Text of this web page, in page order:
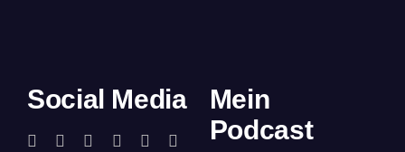
Social Media
Mein
Podcast